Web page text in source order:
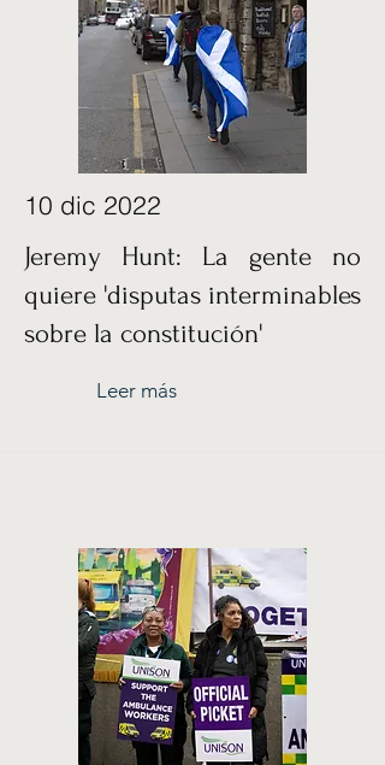
10 dic 2022
Jeremy Hunt: La gente no
quiere 'disputas interminables
sobre la constitución'
Leer más